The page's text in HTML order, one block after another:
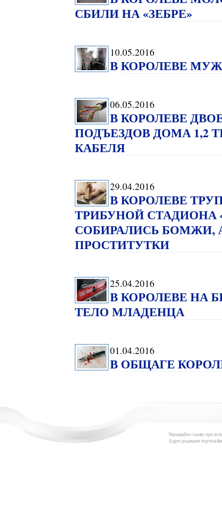
СБИЛИ НА «ЗЕБРЕ»
10.05.2016
В КОРОЛЕВЕ
06.05.2016
В КОРОЛЕВЕ
ПОДЪЕЗДОВ ДОМА 1,2
КАБЕЛЯ
29.04.2016
В КОРОЛЕВЕ
ТРИБУНОЙ СТАДИОНА
СОБИРАЛИСЬ БОМЖИ,
ПРОСТИТУТКИ
25.04.2016
В КОРОЛЕВЕ НА
ТЕЛО МЛАДЕНЦА
01.04.2016
В ОБЩАГЕ
Указывайте ссылку при
Адрес редакции портала